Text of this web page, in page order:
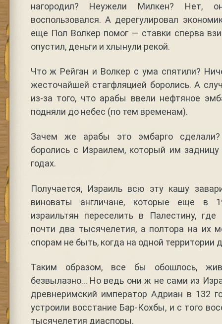
нагородил? Неужели Милкен? Нет,
воспользовался. А дерегулировал
еще Пол Волкер помог — ставки сперва
опустил, деньги и хлынули рекой.
Что ж Рейган и Волкер с ума спятили?
жесточайшей стагфляцией боролись. А
из-за того, что арабы ввели нефтяное
подняли до небес (по тем временам).
Зачем же арабы это эмбарго
боролись с Израилем, который им
годах.
Получается, Израиль всю эту кашу
виноваты англичане, которые еще в
израильтян переселить в Палестину,
почти два тысячелетия, а полтора на их
спорам не быть, когда на одной территории
Таким образом, все бы обошлось,
безвылазно… Но ведь они ж не сами из
древнеримский император Адриан в 132
устроили восстание Бар-Кохбы, и с того
тысячелетия диаспоры.